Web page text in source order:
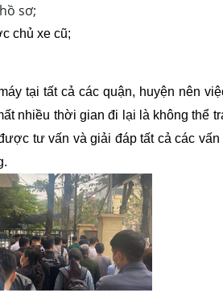
sơ;
chủ xe cũ;
tại tất cả các quận, huyện nên
nhiều thời gian đi lại là không thể
tư vấn và giải đáp tất cả các vấn